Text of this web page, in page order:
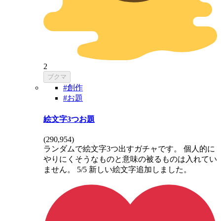
2
ブクマ
#創作
#お題
絵文字3つお題
(290,954)
ランダムで絵文字3つ出すガチャです。 個人的に
やりにくそうなものと意味の被るものは入れてい
ません。 5/5 新しい絵文字追加しました。